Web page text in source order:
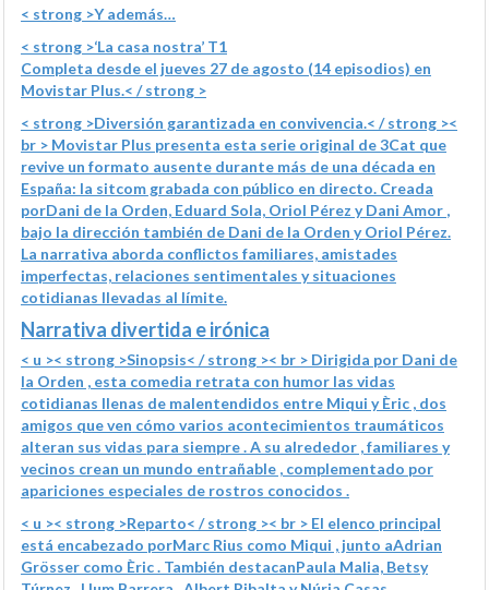
< strong >Y además…
< strong >‘La casa nostra’ T1
Completa desde el jueves 27 de agosto (14 episodios) en
Movistar Plus.< / strong >
< strong >Diversión garantizada en convivencia.< / strong ><
br > Movistar Plus presenta esta serie original de 3Cat que
revive un formato ausente durante más de una década en
España: la sitcom grabada con público en directo. Creada
porDani de la Orden, Eduard Sola, Oriol Pérez y Dani Amor ,
bajo la dirección también de Dani de la Orden y Oriol Pérez.
La narrativa aborda conflictos familiares, amistades
imperfectas, relaciones sentimentales y situaciones
cotidianas llevadas al límite.
Narrativa divertida e irónica
< u >< strong >Sinopsis< / strong >< br > Dirigida por Dani de
la Orden , esta comedia retrata con humor las vidas
cotidianas llenas de malentendidos entre Miqui y Èric , dos
amigos que ven cómo varios acontecimientos traumáticos
alteran sus vidas para siempre . A su alrededor , familiares y
vecinos crean un mundo entrañable , complementado por
apariciones especiales de rostros conocidos .
< u >< strong >Reparto< / strong >< br > El elenco principal
está encabezado porMarc Rius como Miqui , junto aAdrian
Grösser como Èric . También destacanPaula Malia, Betsy